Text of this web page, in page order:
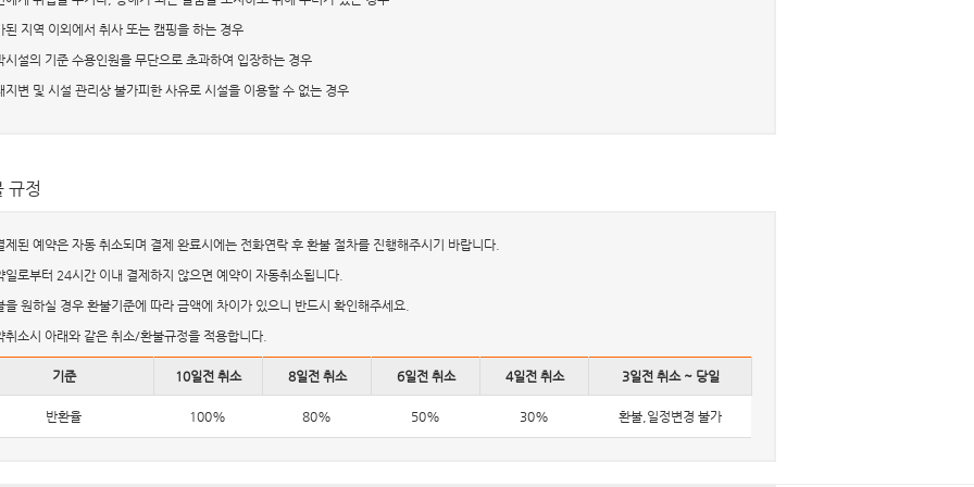
된 지역 이외에서 취사 또는 캠핑을 하는 경우
시설의 기준 수용인원을 무단으로 초과하여 입장하는 경우
지변 및 시설 관리상 불가피한 사유로 시설을 이용할 수 없는 경우
규정
제된 예약은 자동 취소되며 결제 완료시에는 전화연락 후 환불 절차를 진행해주시기 바랍니다.
일로부터 24시간 이내 결제하지 않으면 예약이 자동취소됩니다.
을 원하실 경우 환불기준에 따라 금액에 차이가 있으니 반드시 확인해주세요.
취소시 아래와 같은 취소/환불규정을 적용합니다.
기준 10일전 취소 8일전 취소 6일전 취소 4일전 취소 3일전 취소 ~ 당일
반환율 100% 80% 50% 30% 환불,일정변경 불가